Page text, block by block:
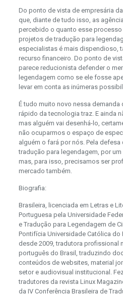
Do ponto de vista de empresária
que, diante de tudo isso, as
percebido o quanto esse
projetos de tradução para
especialistas é mais dispendioso,
recurso financeiro. Do ponto de
parece reducionista defender o
legendagem como se ele fosse
levar em conta as inúmeras
É tudo muito novo nessa demanda
rápido da tecnologia traz. E ainda
mas alguém vai desenhá-lo,
não ocuparmos o espaço de
alguém o fará por nós. Pela
tradução para legendagem, por
mas, para isso, precisamos ser
mercado também.
Biografia:
Brasileira, licenciada em Letras e
Portuguesa pela Universidade
e Tradução para Legendagem de
Pontifícia Universidade Católica do
desde 2009, tradutora profissional
português do Brasil, traduzindo
conteúdos de websites, material
setor e audiovisual institucional.
tradutores da revista Linux
da IV Conferência Brasileira de